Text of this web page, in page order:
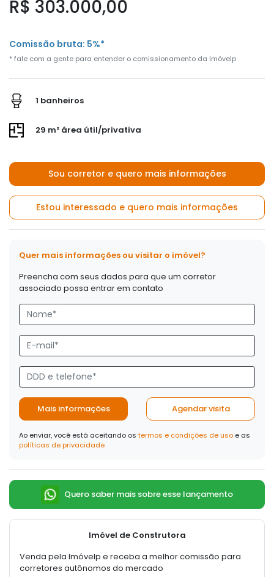
R$ 303.000,00
Comissão bruta: 5%*
* fale com a gente para entender o comissionamento da Imóvelp
1 banheiros
29 m² área útil/privativa
Sou corretor e quero mais informações
Estou interessado e quero mais informações
Quer mais informações ou visitar o imóvel?
Preencha com seus dados para que um corretor
associado possa entrar em contato
Mais informações Agendar visita
Ao enviar, você está aceitando os termos e condições de uso e as
políticas de privacidade
Quero saber mais sobre esse lançamento
Imóvel de Construtora
Venda pela Imóvelp e receba a melhor comissão para
corretores autônomos do mercado